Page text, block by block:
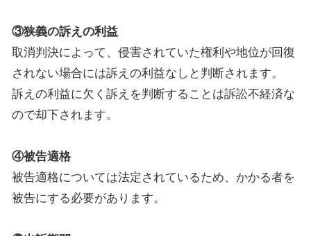
③狭義の訴えの利益
取消判決によって、侵害されていた権利や地位が回復
されない場合には訴えの利益なしと判断されます。
訴えの利益に欠く訴えを判断することは訴訟不経済な
ので却下されます。
④被告適格
被告適格については法定されているため、かかる者を
被告にする必要があります。